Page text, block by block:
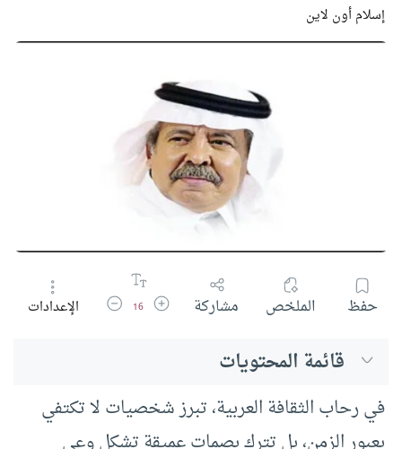
إسلام أون لاين
حفظ الملخص مشاركة زيادة حجم الخط
16 تقليل حجم الخط
الإعدادات
قائمة المحتويات
في رحاب الثقافة العربية، تبرز شخصيات لا تكتفي
بعبور الزمن، بل تترك بصمات عميقة تشكل وعي